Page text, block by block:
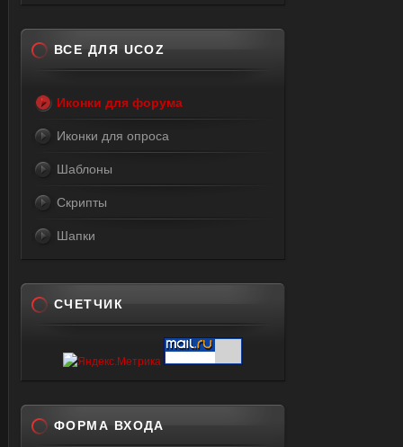
ВСЕ ДЛЯ UCOZ
Иконки для форума
Иконки для опроса
Шаблоны
Скрипты
Шапки
СЧЕТЧИК
ФОРМА ВХОДА